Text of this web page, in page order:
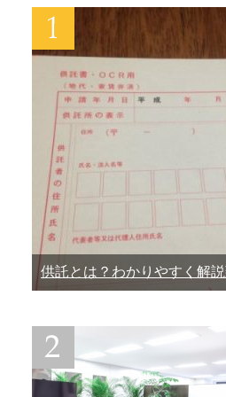
供託とは？わかりやすく解説